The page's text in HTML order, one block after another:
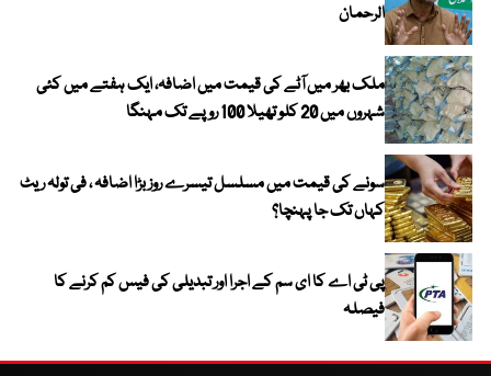
الرحمان
ملک بھر میں آٹے کی قیمت میں اضافہ، ایک ہفتے میں کئی
شہروں میں 20 کلو تھیلا 100 روپے تک مہنگا
سونے کی قیمت میں مسلسل تیسرے روز بڑا اضافہ ، فی تولہ ریٹ
کہاں تک جا پہنچا؟
پی ٹی اے کا ای سم کے اجرا اور تبدیلی کی فیس کم کرنے کا
فیصلہ